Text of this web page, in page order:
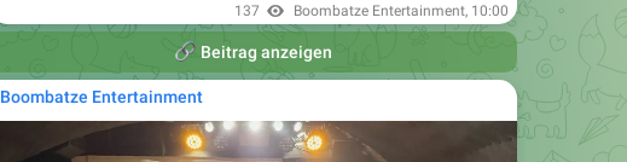
137 Boombatze Entertainment, 10:00
🔗Beitrag anzeigen
Boombatze Entertainment